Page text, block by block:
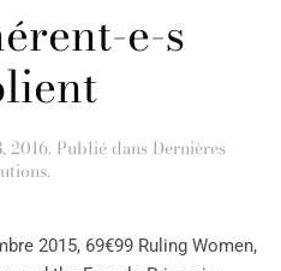
e-s
2016. Publié dans Dernières
.
2015, 69€99 Ruling Women,